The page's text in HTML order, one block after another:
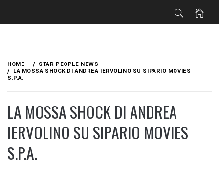
content
HOME
STAR PEOPLE NEWS
LA MOSSA SHOCK DI ANDREA IERVOLINO SU SIPARIO MOVIES
S.P.A.
LA MOSSA SHOCK DI ANDREA
IERVOLINO SU SIPARIO MOVIES
S.P.A.